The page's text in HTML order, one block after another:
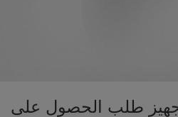
طلب الحصول على